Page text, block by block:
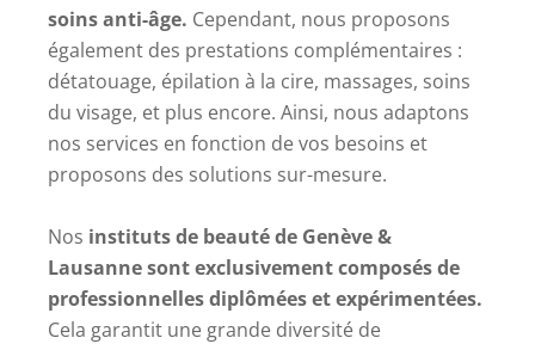
soins anti-âge. Cependant, nous proposons
également des prestations complémentaires :
détatouage, épilation à la cire, massages, soins
du visage, et plus encore. Ainsi, nous adaptons
nos services en fonction de vos besoins et
proposons des solutions sur-mesure.
Nos instituts de beauté de Genève &
Lausanne sont exclusivement composés de
professionnelles diplômées et expérimentées.
Cela garantit une grande diversité de